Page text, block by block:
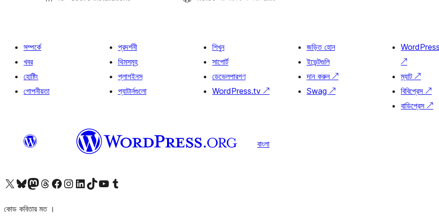
সম্পর্কে
খবর
হোষ্টিং
গোপনীয়তা
প্রদর্শনী
থিমসমূহ
প্লাগইনস
প্যাটার্নগুলো
শিখুন
সাপোর্ট
ডেভেলপারগণ
WordPress.tv↗
জড়িত হোন
ইভেন্টগুলি
দান করুন ↗
Swag ↗
↗
ম্যাট↗
বিবিপ্রেস↗
বাডিপ্রেস↗
বাংলা
আমাদের X (আগের টুইটার) অ্যাকাউন্টে যানআমাদের Bluesky অ্যাকাউন্টটি দেখুনআমাদের মাস্টোডন অ্যাকাউন্টটি দেখুনআমাদের থ্রেডস অ্যাকাউন্টটি দেখুনআমাদের ফেসবুক পেজ দেখুনআমাদের ইন্সটাগ্রাম অ্যাকাউন্ট দেখুনআমাদের লিঙ্কডইন অ্যাকাউন্টে যানআমাদের TikTok অ্যাকাউন্টটি দেখুনআমাদের ইউটিউব চ্যানেলে যান আমাদের টাম্বলার অ্যাকাউন্ট দেখুন
কোড কবিতার মত ।